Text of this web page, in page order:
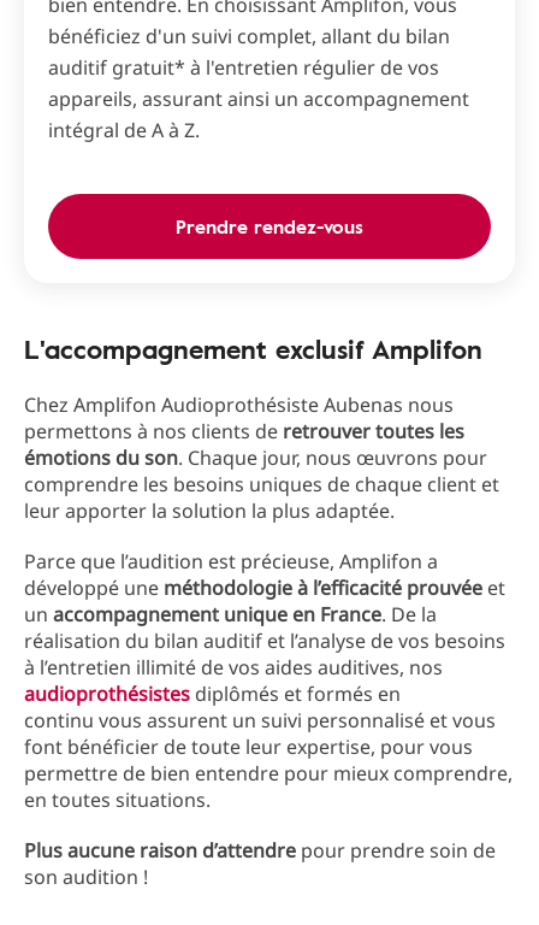
bénéficiez d'un suivi complet, allant du bilan
auditif gratuit* à l'entretien régulier de vos
appareils, assurant ainsi un accompagnement
intégral de A à Z.
Prendre rendez-vous
L'accompagnement exclusif Amplifon
Chez Amplifon Audioprothésiste Aubenas nous
permettons à nos clients de retrouver toutes les
émotions du son. Chaque jour, nous œuvrons pour
comprendre les besoins uniques de chaque client et
leur apporter la solution la plus adaptée.
Parce que l’audition est précieuse, Amplifon a
développé une méthodologie à l’efficacité prouvée et
un accompagnement unique en France. De la
réalisation du bilan auditif et l’analyse de vos besoins
à l’entretien illimité de vos aides auditives, nos
audioprothésistes diplômés et formés en
continu vous assurent un suivi personnalisé et vous
font bénéficier de toute leur expertise, pour vous
permettre de bien entendre pour mieux comprendre,
en toutes situations.
Plus aucune raison d’attendre pour prendre soin de
son audition !